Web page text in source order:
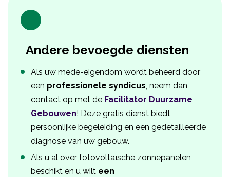
Andere bevoegde diensten
Als uw mede-eigendom wordt beheerd door
een professionele syndicus, neem dan
contact op met de Facilitator Duurzame
Gebouwen! Deze gratis dienst biedt
persoonlijke begeleiding en een gedetailleerde
diagnose van uw gebouw.
Als u al over fotovoltaïsche zonnepanelen
beschikt en u wilt een